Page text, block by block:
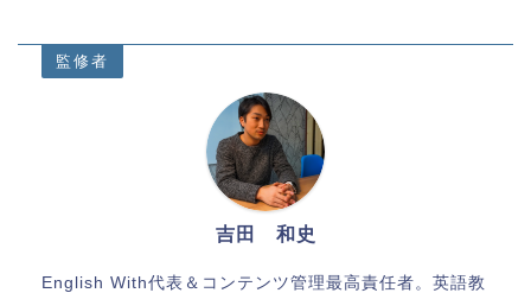
監修者
吉田 和史
English With代表＆コンテンツ管理最高責任者。英語教